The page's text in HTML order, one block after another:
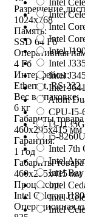
Intel
Intel
Intel
Intel
Intel
Intel
Intel
Intel
Atom
CPU-I5-
i3-
i5-8260U
Intel 7th
Intel
Intel
Intel
Intel
Intel
Разрешение
1024x768
Память:
SSD 64 Гб
Оперативная
4 Гб
Интерфейсы:
Ethernet, RS-
Вес в упаковке:
6 кг
Габариты
460x295x415 мм
Гарантия:
1 год
Габариты
460x295x415 мм
Процессор:
Intel Celeron
Операционная